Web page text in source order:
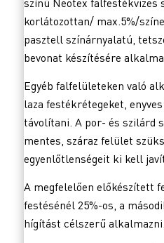
színű Neotex falfestékvizes
korlátozottan/ max.5%/
pasztell színárnyalatú,
bevonat készítésére
Egyéb falfelületeken való
laza festékrétegeket,
távolítani. A por- és szilárd
mentes, száraz felület
egyenlőtlenségeit ki kell
A megfelelően előkészített
festésénél 25%-os, a
hígítást célszerű alkalmazni.